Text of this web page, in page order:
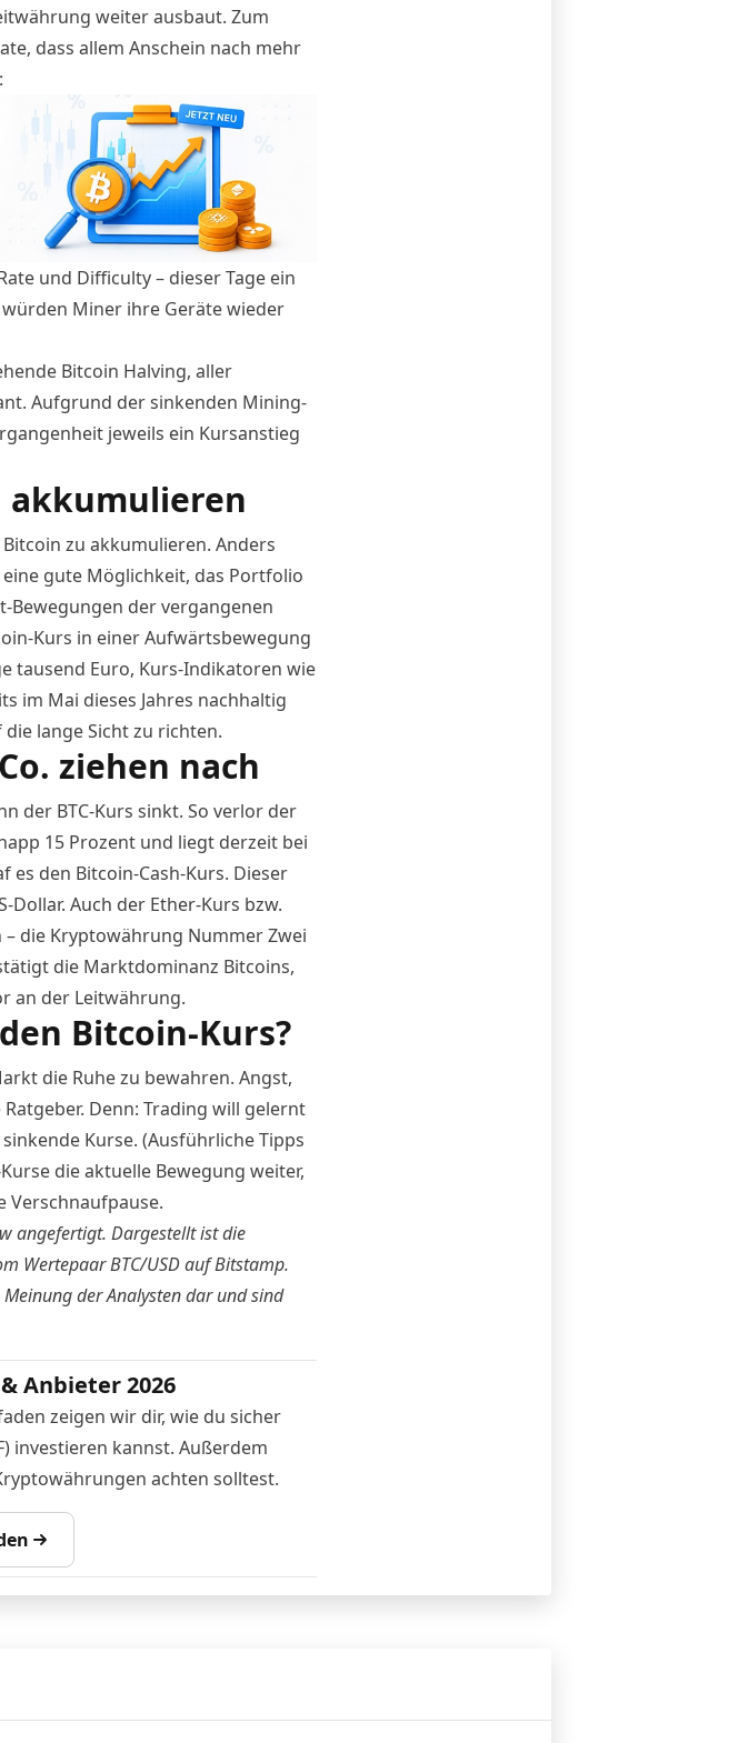
weiter ausbaut. Zum
dass allem Anschein nach mehr
:
und Difficulty – dieser Tage ein
Miner ihre Geräte wieder
Bitcoin Halving, aller
Aufgrund der sinkenden Mining-
jeweils ein Kursanstieg
akkumulieren
zu akkumulieren. Anders
gute Möglichkeit, das Portfolio
Bewegungen der vergangenen
Kurs in einer Aufwärtsbewegung
tausend Euro, Kurs-Indikatoren wie
im Mai dieses Jahres nachhaltig
lange Sicht zu richten.
ziehen nach
der BTC-Kurs sinkt. So verlor der
15 Prozent und liegt derzeit bei
es den Bitcoin-Cash-Kurs. Dieser
Dollar. Auch der Ether-Kurs bzw.
die Kryptowährung Nummer Zwei
die Marktdominanz Bitcoins,
an der Leitwährung.
Bitcoin-Kurs?
die Ruhe zu bewahren. Angst,
Denn: Trading will gelernt
Kurse. (Ausführliche Tipps
die aktuelle Bewegung weiter,
Verschnaufpause.
angefertigt. Dargestellt ist die
Wertepaar BTC/USD aufBitstamp.
der Analysten dar und sind
Anbieter 2026
zeigen wir dir, wie du sicher
investieren kannst. Außerdem
achten solltest.